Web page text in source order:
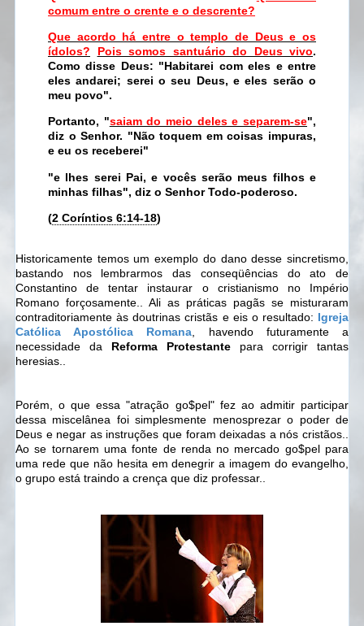
comum entre o crente e o descrente?
Que acordo há entre o templo de Deus e os
ídolos?
Pois somos santuário do Deus vivo.
Como disse Deus: "Habitarei com eles e entre
eles andarei; serei o seu Deus, e eles serão o
meu povo".
Portanto, "saiam do meio deles e separem-se",
diz o Senhor. "Não toquem em coisas impuras,
e eu os receberei"
"e lhes serei Pai, e vocês serão meus filhos e
minhas filhas", diz o Senhor Todo-poderoso.
(2 Coríntios 6:14-18)
Historicamente temos um exemplo do dano desse sincretismo,
bastando nos lembrarmos das conseqüências do ato de
Constantino de tentar instaurar o cristianismo no Império
Romano forçosamente.. Ali as práticas pagãs se misturaram
contraditoriamente às doutrinas cristãs e eis o resultado: Igreja
Católica Apostólica Romana , havendo futuramente a
necessidade da Reforma Protestante para corrigir tantas
heresias..
Porém, o que essa "atração go$pel" fez ao admitir participar
dessa miscelânea foi simplesmente menosprezar o poder de
Deus e negar as instruções que foram deixadas a nós cristãos..
Ao se tornarem uma fonte de renda no mercado go$pel para
uma rede que não hesita em denegrir a imagem do evangelho,
o grupo está traindo a crença que diz professar..